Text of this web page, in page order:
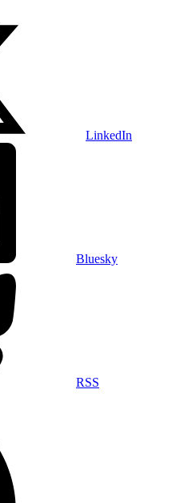
LinkedIn
Bluesky
RSS